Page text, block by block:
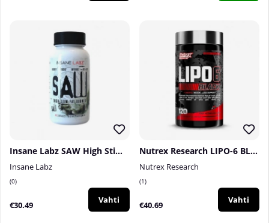
Insane Labz SAW High Stim Fat Burner, 60 caps
Insane Labz
0
€30.49 Vahti
Nutrex Research LIPO-6 BLACK, 120 caps
Nutrex Research
1
€40.69 Vahti